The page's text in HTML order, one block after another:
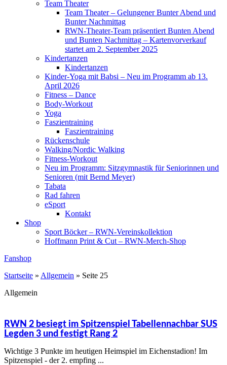
Team Theater
Team Theater – Gelungener Bunter Abend und
Bunter Nachmittag
RWN-Theater-Team präsentiert Bunten Abend
und Bunten Nachmittag – Kartenvorverkauf
startet am 2. September 2025
Kindertanzen
Kindertanzen
Kinder-Yoga mit Babsi – Neu im Programm ab 13.
April 2026
Fitness – Dance
Body-Workout
Yoga
Faszientraining
Faszientraining
Rückenschule
Walking/Nordic Walking
Fitness-Workout
Neu im Programm: Sitzgymnastik für Seniorinnen und
Senioren (mit Bernd Meyer)
Tabata
Rad fahren
eSport
Kontakt
Shop
Sport Böcker – RWN-Vereinskollektion
Hoffmann Print & Cut – RWN-Merch-Shop
Fanshop
Startseite » Allgemein » Seite 25
Allgemein
RWN 2 besiegt im Spitzenspiel Tabellennachbar SUS
Legden 3 und festigt Rang 2
Wichtige 3 Punkte im heutigen Heimspiel im Eichenstadion! Im
Spitzenspiel - der 2. empfing ...